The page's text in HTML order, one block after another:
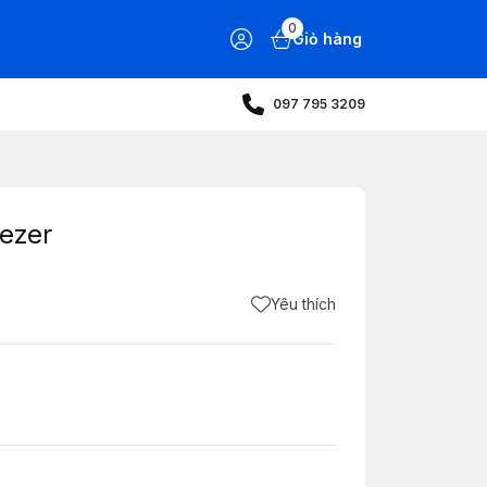
0
Giỏ hàng
097 795 3209
Yêu thích